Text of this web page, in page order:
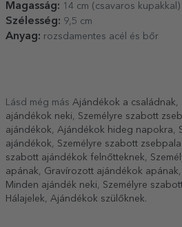
Magasság: 14 cm (csavaros kupakkal)
Szélesség: 9,5 cm
Anyag: rozsdamentes acél és bőr
Lásd még más Ajándékok a családnak,
ajándékok neki, Személyre szabott
ajándékok, Ajándékok hideg napokra,
ajándékok, Személyre szabott
szabott ajándékok felnőtteknek,
apának, Gravírozott ajándékok apának,
Minden ajándék neki, Személyre
Hálajelek, Ajándékok szülőknek.